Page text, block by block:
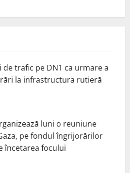
de trafic pe DN1 ca urmare a
la infrastructura rutieră
luni o reuniune
pe fondul îngrijorărilor
încetarea focului